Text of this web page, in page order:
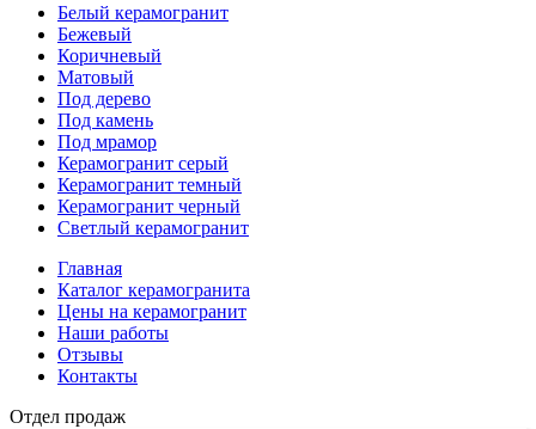
Белый керамогранит
Бежевый
Коричневый
Матовый
Под дерево
Под камень
Под мрамор
Керамогранит серый
Керамогранит темный
Керамогранит черный
Светлый керамогранит
Главная
Каталог керамогранита
Цены на керамогранит
Наши работы
Отзывы
Контакты
Отдел продаж